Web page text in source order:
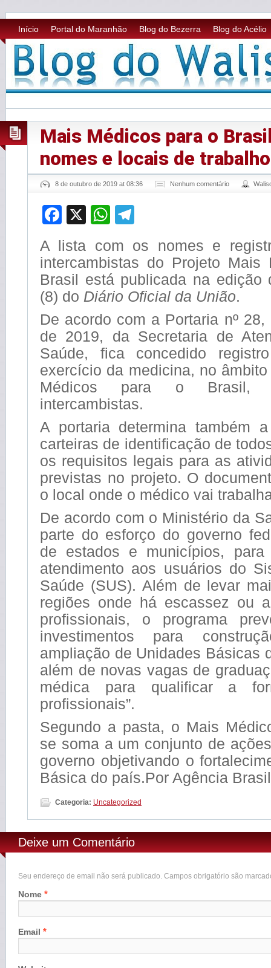
Início Portal do Maranhão Blog do Bezerra Blog do Acélio
Mais Médicos para o
nomes e locais de trabalho
8 de outubro de 2019 at 08:36 Nenhum comentário
Facebook
X WhatsApp
A lista com os nomes e
intercambistas do Projeto Mais
Brasil está publicada na edição
(8) do Diário Oficial da União.
De acordo com a Portaria nº
de 2019, da Secretaria de
Saúde, fica concedido
exercício da medicina, no
Médicos para o Brasil,
intercambistas.
A portaria determina também
carteiras de identificação de
os requisitos legais para as
previstas no projeto. O
o local onde o médico vai
De acordo com o Ministério da
parte do esforço do governo
de estados e municípios, para
atendimento aos usuários do
Saúde (SUS). Além de levar
regiões onde há escassez ou
profissionais, o programa
investimentos para
ampliação de Unidades Básicas
além de novas vagas de
médica para qualificar a
profissionais”.
Segundo a pasta, o Mais
se soma a um conjunto de
governo objetivando o
Básica do país.Por Agência Brasil
Categoria: Uncategorized
Deixe um Comentário
Seu endereço de email não será publicado. Campos obrigatório são
Nome *
Email *